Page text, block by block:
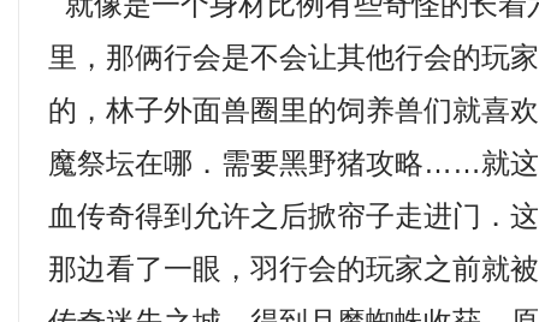
里，那俩行会是不会让其他行会的玩
的，林子外面兽圈里的饲养兽们就喜
魔祭坛在哪．需要黑野猪攻略……就
血传奇得到允许之后掀帘子走进门．
那边看了一眼，羽行会的玩家之前就